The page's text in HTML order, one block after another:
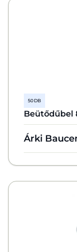
50 DB
Beütődűbel
Árki